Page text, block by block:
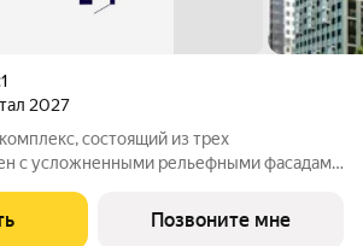
2027
состоящий из трех
с усложненными рельефными фасадами
просторное дизайнерское лобби с
зоной ожидания.
Позвоните мне